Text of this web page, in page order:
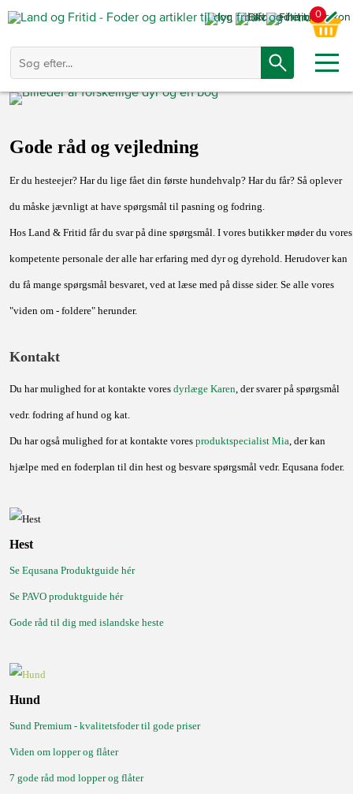
0
Gode råd og vejledning
Er du hesteejer? Har du lige fået din første hundehvalp? Har du får? Så oplever
du måske jævnligt at have spørgsmål til pasning og fodring.
Hos Land & Fritid får du svar på dine spørgsmål. I vores butikker møder du vores
kompetente personale der alle har erfaring med dyr og dyrehold. Herudover kan
du få mange spørgsmål besvaret, ved at læse med på disse sider. Se alle vores
"viden om - foldere" herunder.
Kontakt
Du har mulighed for at kontakte vores dyrlæge Karen, der svarer på spørgsmål
vedr. fodring af hund og kat.
Du har også mulighed for at kontakte vores produktspecialist Mia, der kan
hjælpe med en foderplan til din hest og besvare spørgsmål vedr. Equsana foder.
Hest
Se Equsana Produktguide hér
Se PAVO produktguide hér
Gode råd til dig med islandske heste
Hund
Sund Premium - kvalitetsfoder til gode priser
Viden om lopper og flåter
7 gode råd mod lopper og flåter